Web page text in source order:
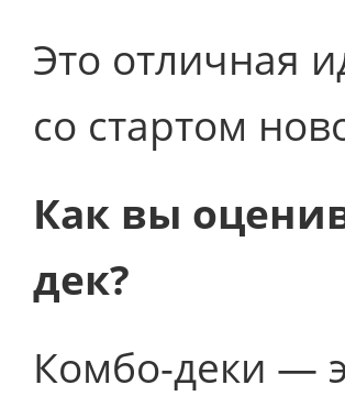
Это отличная
со стартом
Как вы
дек?
Комбо-деки —